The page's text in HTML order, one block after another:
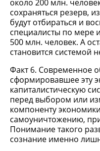
около 200 млн.
сохраняться резерв,
будут отбираться и
специалисты по мере
500 млн. человек. А
становится системой
Факт 6. Современное
сформировавшее эту
капиталистическую
перед выбором или
компоненту
самоуничтожению,
Понимание такого
сознание именно